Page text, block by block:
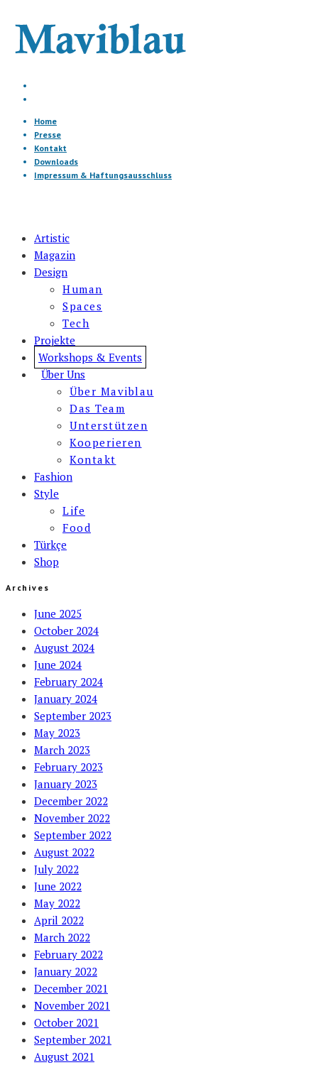
Home
Presse
Kontakt
Downloads
Impressum & Haftungsausschluss
Artistic
Magazin
Design
Human
Spaces
Tech
Projekte
Workshops & Events
Über Uns
Über Maviblau
Das Team
Unterstützen
Kooperieren
Kontakt
Fashion
Style
Life
Food
Türkçe
Shop
Archives
June 2025
October 2024
August 2024
June 2024
February 2024
January 2024
September 2023
May 2023
March 2023
February 2023
January 2023
December 2022
November 2022
September 2022
August 2022
July 2022
June 2022
May 2022
April 2022
March 2022
February 2022
January 2022
December 2021
November 2021
October 2021
September 2021
August 2021